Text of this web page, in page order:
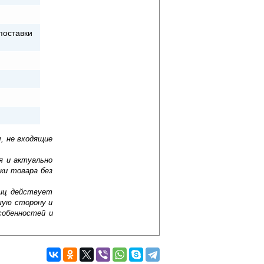
не входящие
и актуально
товара без
действует
сторону и
и
выполняет декоративную
г круглый (пара) и другие